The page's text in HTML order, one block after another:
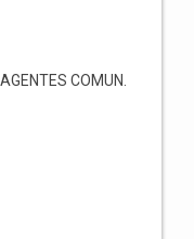
COMUN.